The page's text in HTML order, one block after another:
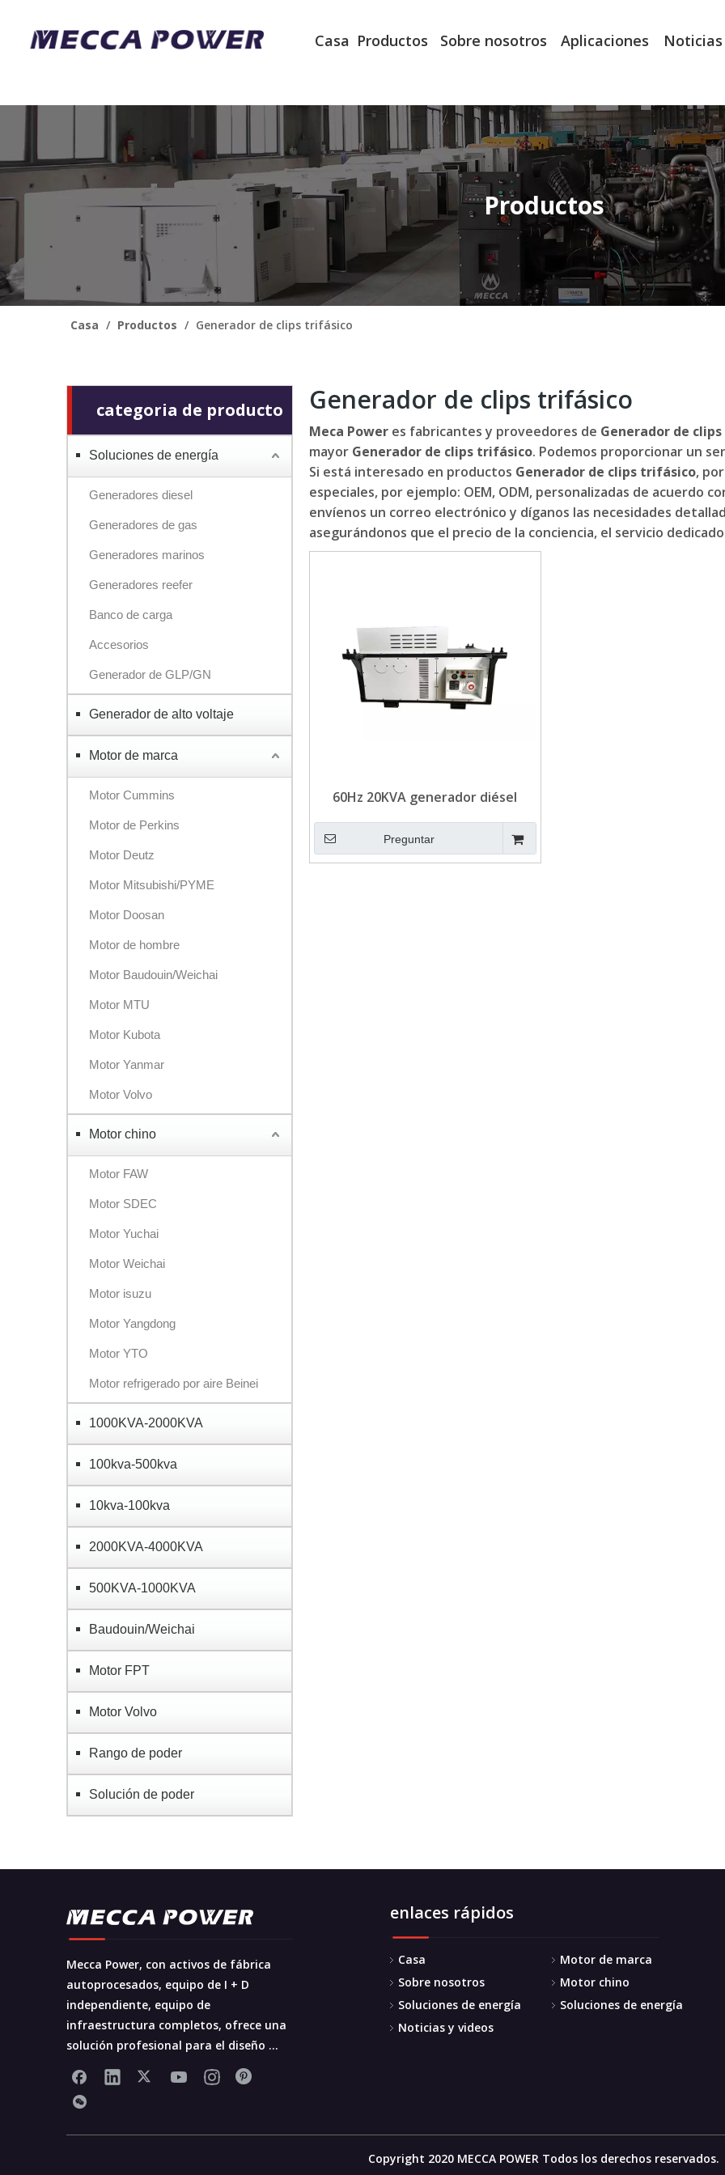
Casa Productos Sobre nosotros Aplicaciones
Productos
Casa / Productos / Generador de clips trifásico
categoria de producto
Soluciones de energía
Generadores diesel
Generadores de gas
Generadores marinos
Generadores reefer
Banco de carga
Accesorios
Generador de GLP/GN
Generador de alto voltaje
Motor de marca
Motor Cummins
Motor de Perkins
Motor Deutz
Motor Mitsubishi/PYME
Motor Doosan
Motor de hombre
Motor Baudouin/Weichai
Motor MTU
Motor Kubota
Motor Yanmar
Motor Volvo
Motor chino
Motor FAW
Motor SDEC
Motor Yuchai
Motor Weichai
Motor isuzu
Motor Yangdong
Motor YTO
Motor refrigerado por aire Beinei
1000KVA-2000KVA
100kva-500kva
10kva-100kva
2000KVA-4000KVA
500KVA-1000KVA
Baudouin/Weichai
Motor FPT
Motor Volvo
Rango de poder
Solución de poder
Generador de clips trifásico
Meca Power es fabricantes y proveedores de Generador de
mayor Generador de clips trifásico. Podemos proporcionar un
Si está interesado en productos Generador de clips trifásico,
especiales, por ejemplo: OEM, ODM, personalizadas de acuerdo
envíenos un correo electrónico y díganos las necesidades
asegurándonos que el precio de la conciencia, el servicio
60Hz 20KVA generador diésel
refrigerado grupo electrógeno
refrigerado
Preguntar
Mecca Power, con activos de fábrica
autoprocesados, equipo de I + D
independiente, equipo de
infraestructura completos, ofrece una
solución profesional para el diseño ...
enlaces rápidos
Casa
Sobre nosotros
Soluciones de energía
Noticias y videos
Motor de marca
Motor chino
Soluciones de energía
Copyright 2020 MECCA POWER Todos los derechos reservados.